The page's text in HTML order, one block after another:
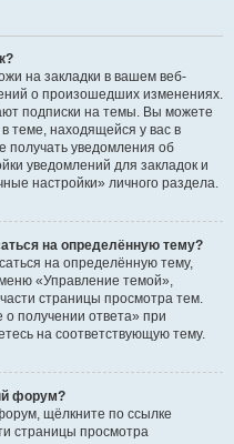
на закладки в вашем веб-
о произошедших изменениях.
подписки на темы. Вы можете
теме, находящейся у вас в
получать уведомления об
уведомлений для закладок и
настройки» личного раздела.
на определённую тему?
на определённую тему,
«Управление темой»,
страницы просмотра тем.
получении ответа» при
на соответствующую тему.
форум?
щёлкните по ссылке
страницы просмотра